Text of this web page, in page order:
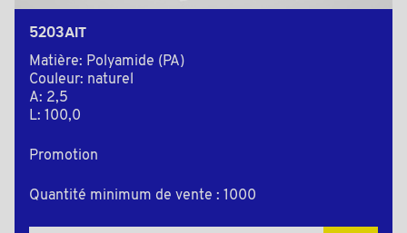
5203AIT
Matière: Polyamide (PA)
Couleur: naturel
A: 2,5
L: 100,0
Promotion
Quantité minimum de vente : 1000